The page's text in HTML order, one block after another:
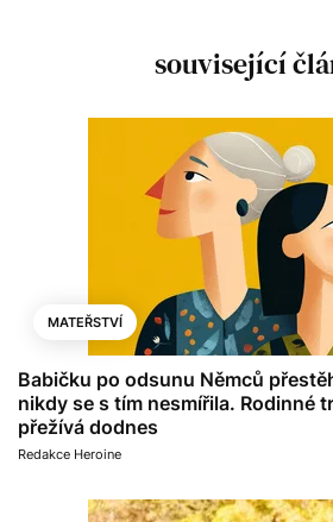
související
MATEŘSTVÍ
Babičku po odsunu Němců
nikdy se s tím nesmířila. Rodinné
přežívá dodnes
Redakce Heroine